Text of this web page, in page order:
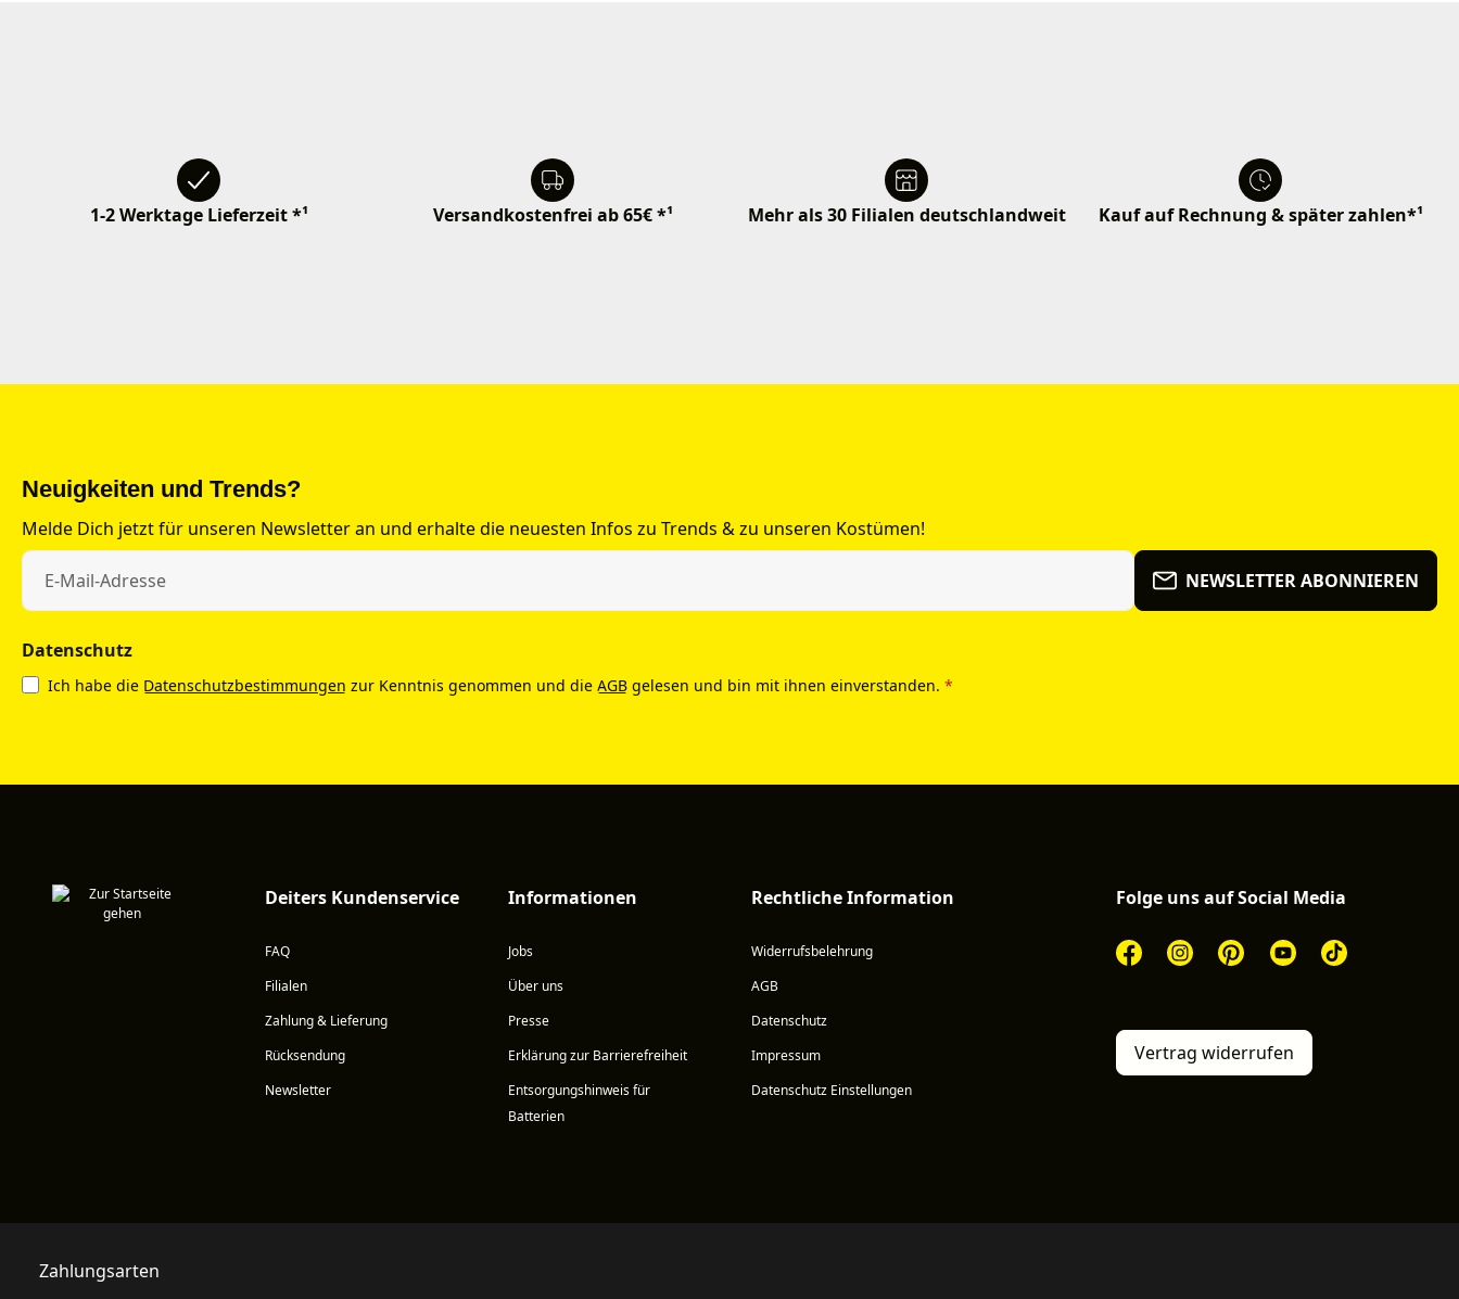
1-2 Werktage Lieferzeit *¹ Versandkostenfrei ab 65€ *¹ Mehr als 30 Filialen deutschlandweit Kauf auf Rechnung & später zahlen*¹
Neuigkeiten und Trends?
Melde Dich jetzt für unseren Newsletter an und erhalte die neuesten Infos zu Trends & zu unseren Kostümen!
NEWSLETTER ABONNIEREN
Datenschutz
Ich habe die Datenschutzbestimmungen zur Kenntnis genommen und die AGB gelesen und bin mit ihnen einverstanden. *
Deiters Kundenservice
FAQ
Filialen
Zahlung & Lieferung
Rücksendung
Newsletter
Informationen
Jobs
Über uns
Presse
Erklärung zur Barrierefreiheit
Entsorgungshinweis für
Batterien
Rechtliche Information
Widerrufsbelehrung
AGB
Datenschutz
Impressum
Datenschutz Einstellungen
Folge uns auf Social Media
Vertrag widerrufen
Zahlungsarten